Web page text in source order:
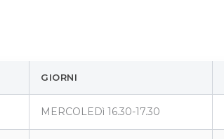
GIORNI
MERCOLEDì 16.30-17.30